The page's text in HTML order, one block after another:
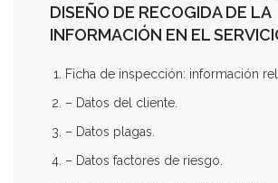
DISEÑO DE RECOGIDA DE LA
INFORMACIÓN EN EL
Ficha de inspección: información
– Datos del cliente.
– Datos plagas.
– Datos factores de riesgo.